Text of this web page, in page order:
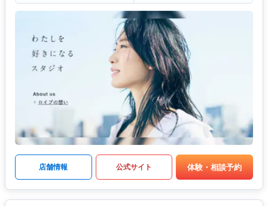
店舗情報 公式サイト 体験・相談予約